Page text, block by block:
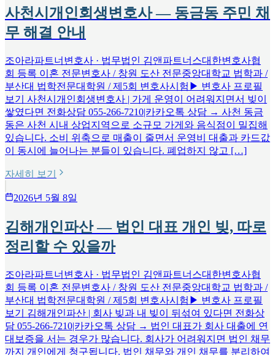
사천시개인회생변호사 — 동금동 주민 채
무 해결 안내
조아라파트너변호사 · 법무법인 김앤파트너스대한변호사협
회 등록 이혼 전문변호사 / 창원 도산 전문중앙대학교 법학과 /
부산대 법학전문대학원 / 제5회 변호사시험▶ 변호사 프로필
보기 사천시개인회생변호사 | 가게 운영이 어려워지면서 빚이
쌓였다면 전화상담 055-266-7210|카카오톡 상담 → 사천 동금
동은 사천 시내 상업지역으로 소규모 가게와 음식점이 밀집해
있습니다. 소비 위축으로 매출이 줄면서 운영비 대출과 카드값
이 동시에 늘어나는 분들이 있습니다. 폐업하지 않고 […]
자세히 보기
2026년 5월 8일
김해개인파산 — 법인 대표 개인 빚, 따로
정리할 수 있을까
조아라파트너변호사 · 법무법인 김앤파트너스대한변호사협
회 등록 이혼 전문변호사 / 창원 도산 전문중앙대학교 법학과 /
부산대 법학전문대학원 / 제5회 변호사시험▶ 변호사 프로필
보기 김해개인파산 | 회사 빚과 내 빚이 뒤섞여 있다면 전화상
담 055-266-7210|카카오톡 상담 → 법인 대표가 회사 대출에 연
대보증을 서는 경우가 많습니다. 회사가 어려워지면 법인 채무
까지 개인에게 청구됩니다. 법인 채무와 개인 채무를 분리하여